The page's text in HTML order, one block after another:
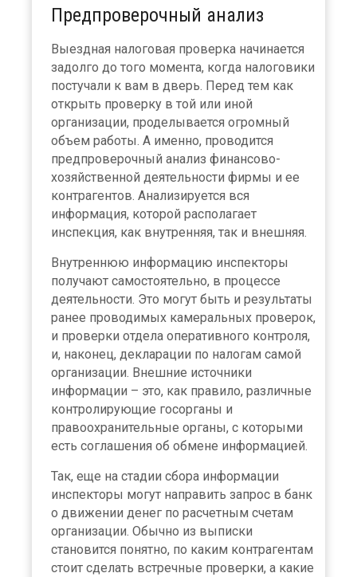
Предпроверочный анализ
Выездная налоговая проверка начинается
задолго до того момента, когда налоговики
постучали к вам в дверь. Перед тем как
открыть проверку в той или иной
организации, проделывается огромный
объем работы. А именно, проводится
предпроверочный анализ финансово-
хозяйственной деятельности фирмы и ее
контрагентов. Анализируется вся
информация, которой располагает
инспекция, как внутренняя, так и внешняя.
Внутреннюю информацию инспекторы
получают самостоятельно, в процессе
деятельности. Это могут быть и результаты
ранее проводимых камеральных проверок,
и проверки отдела оперативного контроля,
и, наконец, декларации по налогам самой
организации. Внешние источники
информации – это, как правило, различные
контролирующие госорганы и
правоохранительные органы, с которыми
есть соглашения об обмене информацией.
Так, еще на стадии сбора информации
инспекторы могут направить запрос в банк
о движении денег по расчетным счетам
организации. Обычно из выписки
становится понятно, по каким контрагентам
стоит сделать встречные проверки, а какие